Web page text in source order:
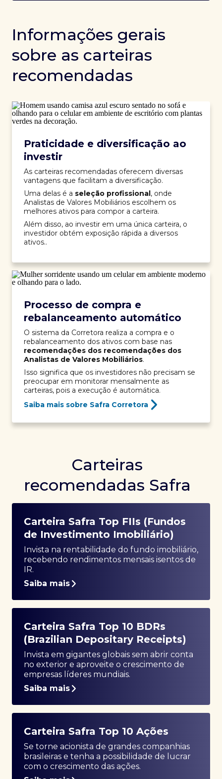
Informações gerais
sobre as carteiras
recomendadas
Praticidade e diversificação ao
investir
As carteiras recomendadas oferecem diversas
vantagens que facilitam a diversificação.
Uma delas é a seleção profissional, onde
Analistas de Valores Mobiliários escolhem os
melhores ativos para compor a carteira.
Além disso, ao investir em uma única carteira, o
investidor obtém exposição rápida a diversos
ativos..
Processo de compra e
rebalanceamento automático
O sistema da Corretora realiza a compra e o
rebalanceamento dos ativos com base nas
recomendações dos recomendações dos
Analistas de Valores Mobiliários.
Isso significa que os investidores não precisam se
preocupar em monitorar mensalmente as
carteiras, pois a execução é automática.
Saiba mais sobre Safra Corretora
Carteiras
recomendadas Safra
Carteira Safra Top FIIs (Fundos
de Investimento Imobiliário)
Invista na rentabilidade do fundo imobiliário,
recebendo rendimentos mensais isentos de
IR.
Saiba mais
Carteira Safra Top 10 BDRs
(Brazilian Depositary Receipts)
Invista em gigantes globais sem abrir conta
no exterior e aproveite o crescimento de
empresas líderes mundiais.
Saiba mais
Carteira Safra Top 10 Ações
Se torne acionista de grandes companhias
brasileiras e tenha a possibilidade de lucrar
com o crescimento das ações.